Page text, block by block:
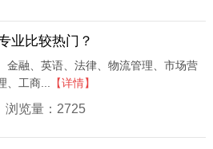
业比较热门？
金融、英语、法律、物流管理、市场营
工商...
【详情】
浏览量：2725